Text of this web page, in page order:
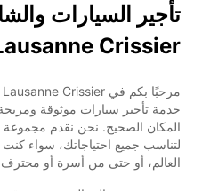
تأجير السيارات
Crissier
خدمة تأجير سيارات موثوقة
المكان الصحيح. نحن نقدم
لتناسب جميع احتياجاتك، سواء
العالم، أو حتى من أسرة أو